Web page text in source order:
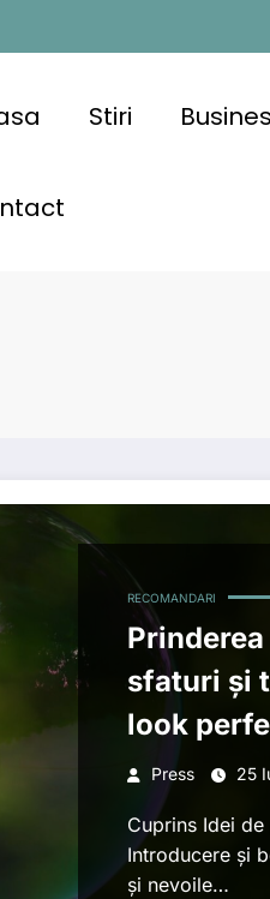
Stiri
RECOMANDARI
sfaturi și
look
Press 25
Cuprins Idei
Introducere și
și nevoile…